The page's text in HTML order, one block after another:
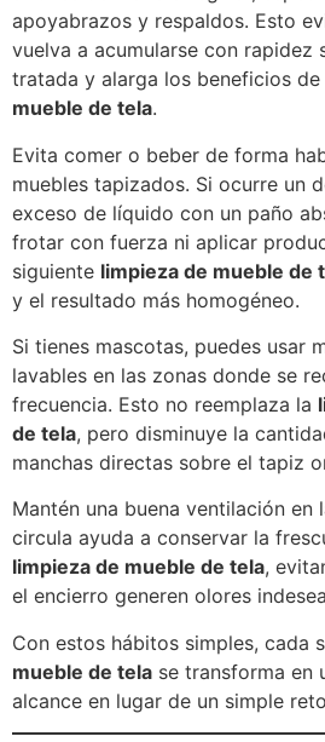
apoyabrazos y respaldos. Esto
vuelva a acumularse con rapidez
tratada y alarga los beneficios de
mueble de tela.
Evita comer o beber de forma
muebles tapizados. Si ocurre un
exceso de líquido con un paño
frotar con fuerza ni aplicar
siguiente limpieza de mueble de
y el resultado más homogéneo.
Si tienes mascotas, puedes usar
lavables en las zonas donde se
frecuencia. Esto no reemplaza la
de tela, pero disminuye la
manchas directas sobre el tapiz
Mantén una buena ventilación en
circula ayuda a conservar la
limpieza de mueble de tela,
el encierro generen olores
Con estos hábitos simples, cada
mueble de tela se transforma en
alcance en lugar de un simple